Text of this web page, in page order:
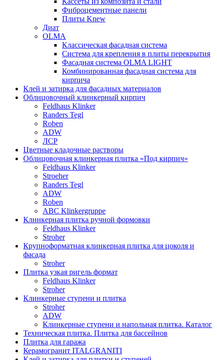
Фиброцементные панели
Плиты Knew
Диат
OLMA
Классическая фасадная система
Система для крепления в плиты перекрытия
Фасадная система OLMA LIGHT
Комбинированная фасадная система для
кирпича
Клей и затирка для фасадных материалов
Облицовочный клинкерный кирпич
Feldhaus Klinker
Randers Tegl
Roben
ADW
ЛСР
Цветные кладочные растворы
Облицовочная клинкерная плитка «Под кирпич»
Feldhaus Klinker
Stroeher
Randers Tegl
ADW
Roben
ABC Klinkergruppe
Клинкерная плитка ручной формовки
Feldhaus Klinker
Stroher
Крупноформатная клинкерная плитка для цоколя и
фасада
Stroher
Плитка узкая ригель формат
Feldhaus Klinker
Stroher
Клинкерные ступени и плитка
Stroher
ADW
Клинкерные ступени и напольная плитка. Каталог
Техническая плитка. Плитка для бассейнов
Плитка для гаража
Керамогранит ITALGRANITI